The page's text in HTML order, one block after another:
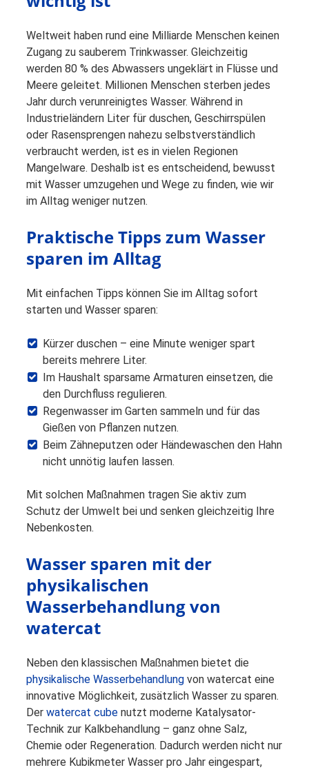
Weltweit haben rund eine Milliarde Menschen keinen
Zugang zu sauberem Trinkwasser. Gleichzeitig
werden 80 % des Abwassers ungeklärt in Flüsse und
Meere geleitet. Millionen Menschen sterben jedes
Jahr durch verunreinigtes Wasser. Während in
Industrieländern Liter für duschen, Geschirrspülen
oder Rasensprengen nahezu selbstverständlich
verbraucht werden, ist es in vielen Regionen
Mangelware. Deshalb ist es entscheidend, bewusst
mit Wasser umzugehen und Wege zu finden, wie wir
im Alltag weniger nutzen.
Praktische Tipps zum Wasser
sparen im Alltag
Mit einfachen Tipps können Sie im Alltag sofort
starten und Wasser sparen:
Kürzer duschen – eine Minute weniger spart
bereits mehrere Liter.
Im Haushalt sparsame Armaturen einsetzen, die
den Durchfluss regulieren.
Regenwasser im Garten sammeln und für das
Gießen von Pflanzen nutzen.
Beim Zähneputzen oder Händewaschen den Hahn
nicht unnötig laufen lassen.
Mit solchen Maßnahmen tragen Sie aktiv zum
Schutz der Umwelt bei und senken gleichzeitig Ihre
Nebenkosten.
Wasser sparen mit der
physikalischen
Wasserbehandlung von
watercat
Neben den klassischen Maßnahmen bietet die
physikalische Wasserbehandlung von watercat eine
innovative Möglichkeit, zusätzlich Wasser zu sparen.
Der watercat cube nutzt moderne Katalysator-
Technik zur Kalkbehandlung – ganz ohne Salz,
Chemie oder Regeneration. Dadurch werden nicht nur
mehrere Kubikmeter Wasser pro Jahr eingespart,